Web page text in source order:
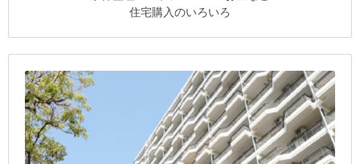
住宅購入のいろいろ